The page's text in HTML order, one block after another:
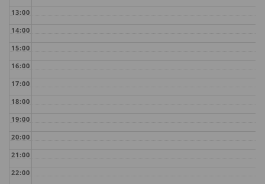
13:00
14:00
15:00
16:00
17:00
18:00
19:00
20:00
21:00
22:00